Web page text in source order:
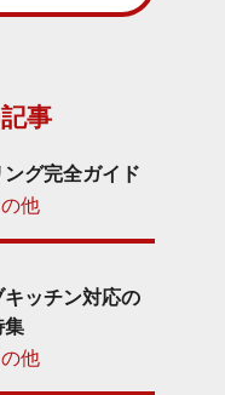
事
グ完全ガイド
他
キッチン対応の
集
他